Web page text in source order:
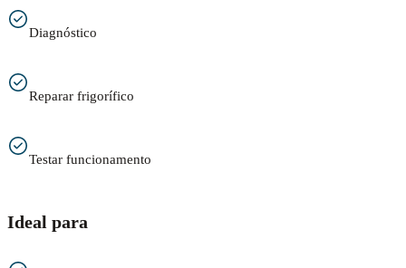
Diagnóstico
Reparar frigorífico
Testar funcionamento
Ideal para